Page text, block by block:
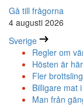
Gå till frågorna
4 augusti 2026
Sverige
Regler om
Hösten är här
Fler
Billigare mat
Man från